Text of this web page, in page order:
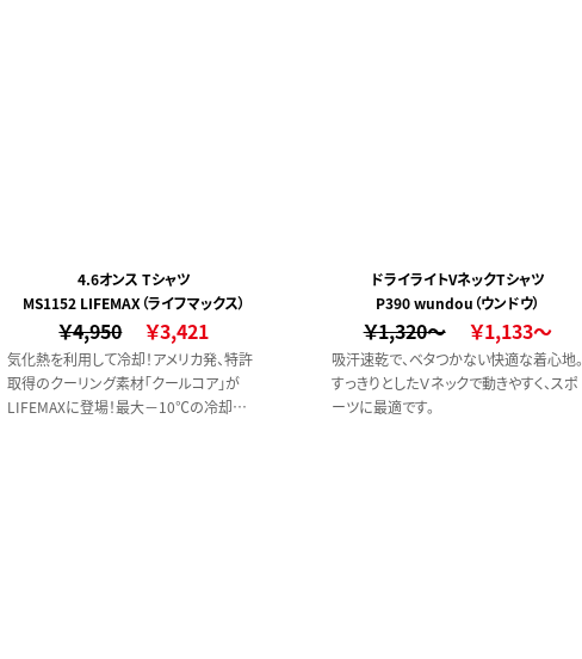
4.6オンス Tシャツ
MS1152 LIFEMAX（ライフマックス）
￥4,950 ￥3,421
気化熱を利用して冷却！アメリカ発、特許
取得のクーリング素材「クールコア」が
LIFEMAXに登場！最大－10℃の冷却効
ドライライトVネックTシャツ
P390 wundou（ウンドウ）
￥1,320～ ￥1,133～
吸汗速乾で、ベタつかない快適な着心地。
すっきりとしたＶネックで動きやすく、スポ
ーツに最適です。